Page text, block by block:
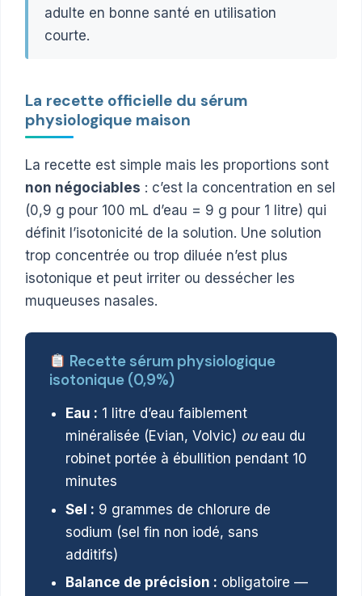
adulte en bonne santé en utilisation
courte.
La recette officielle du sérum
physiologique maison
La recette est simple mais les proportions sont
non négociables : c’est la concentration en sel
(0,9 g pour 100 mL d’eau = 9 g pour 1 litre) qui
définit l’isotonicité de la solution. Une solution
trop concentrée ou trop diluée n’est plus
isotonique et peut irriter ou dessécher les
muqueuses nasales.
Recette sérum physiologique
isotonique (0,9%)
Eau : 1 litre d’eau faiblement
minéralisée (Evian, Volvic) oueau du
robinet portée à ébullition pendant 10
minutes
Sel : 9 grammes de chlorure de
sodium (sel fin non iodé, sans
additifs)
Balance de précision : obligatoire —